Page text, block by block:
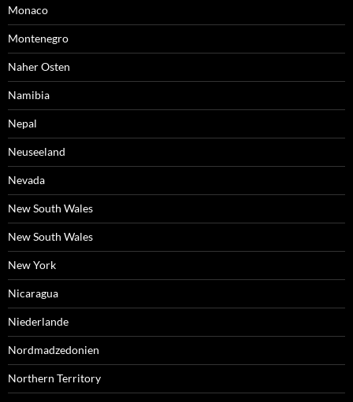
Monaco
Montenegro
Naher Osten
Namibia
Nepal
Neuseeland
Nevada
New South Wales
New South Wales
New York
Nicaragua
Niederlande
Nordmadzedonien
Northern Territory